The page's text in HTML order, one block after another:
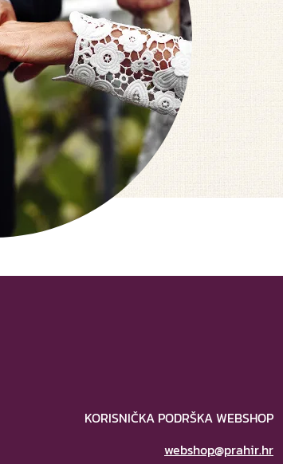
KORISNIČKA PODRŠKA WEBSHOP
webshop@prahir.hr